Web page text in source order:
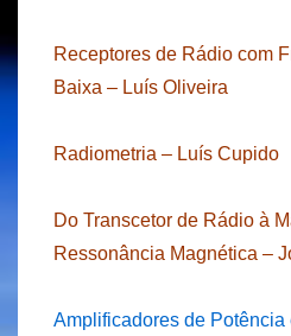
Receptores de Rádio com
Baixa – Luís Oliveira
Radiometria – Luís Cupido
Do Transcetor de Rádio à
Ressonância Magnética –
Amplificadores de